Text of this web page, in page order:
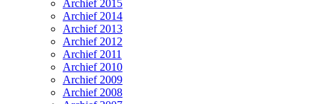
Archief 2015
Archief 2014
Archief 2013
Archief 2012
Archief 2011
Archief 2010
Archief 2009
Archief 2008